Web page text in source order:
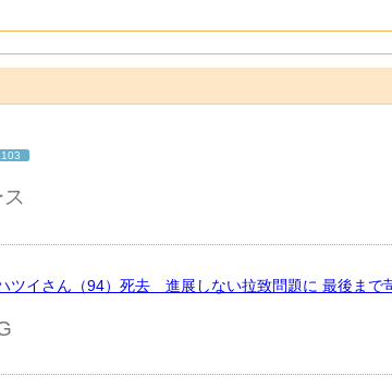
103
ツイさん（94）死去 進展しない拉致問題に 最後まで